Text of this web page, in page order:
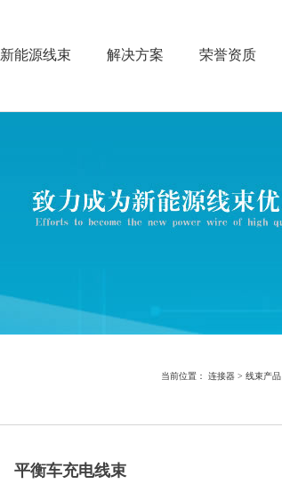
新能源线束 解决方案 荣誉资质
当前位置： 连接器 > 线束产品
平衡车充电线束